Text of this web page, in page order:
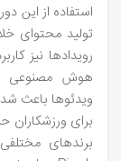
استفاده از این
تولید محتوای
رویدادها نیز
هوش مصنوعی
ویدئوها باعث
برای ورزشکاران